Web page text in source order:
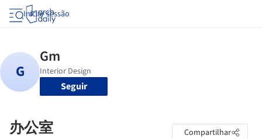
Iniciar sessão
Seguir
办公室 Compartilhar